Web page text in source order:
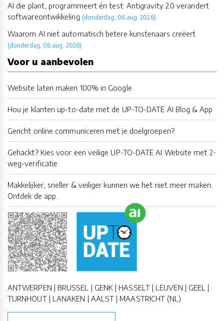
AI die plant, programmeert én test: Antigravity 2.0 verandert
softwareontwikkeling (donderdag, 06 aug. 2026)
Waarom AI niet automatisch betere kunstenaars creëert
(donderdag, 06 aug. 2026)
Voor u aanbevolen
Website laten maken 100% in Google
Hou je klanten up-to-date met de UP-TO-DATE AI Blog & App
Gericht online communiceren met je doelgroepen?
Gehackt? Kies voor een veilige UP-TO-DATE AI Website met 2-
weg-verificatie
Makkelijker, sneller & veiliger kunnen we het niet meer maken.
Ontdek de app.
ANTWERPEN | BRUSSEL | GENK | HASSELT | LEUVEN | GEEL |
TURNHOUT | LANAKEN | AALST | MAASTRICHT (NL)